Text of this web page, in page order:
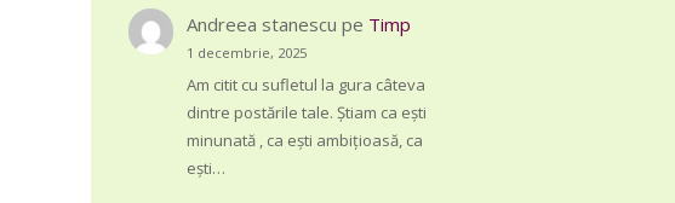
Andreea stanescu pe Timp
1 decembrie, 2025
Am citit cu sufletul la gura câteva
dintre postările tale. Știam ca ești
minunată , ca ești ambițioasă, ca
ești…